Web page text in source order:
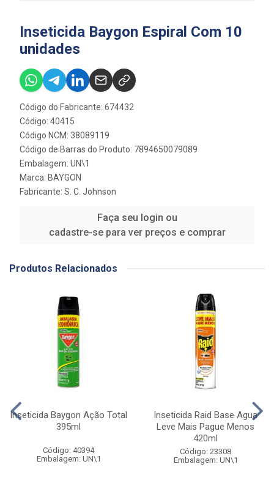
Inseticida Baygon Espiral Com 10
unidades
Código do Fabricante: 674432
Código: 40415
Código NCM: 38089119
Código de Barras do Produto: 7894650079089
Embalagem: UN\1
Marca: BAYGON
Fabricante: S. C. Johnson
Faça seu login ou
cadastre-se para ver preços e comprar
Produtos Relacionados
Inseticida Baygon Ação Total
395ml
Código: 40394
Embalagem: UN\1
Inseticida Raid Base Agua
Leve Mais Pague Menos
420ml
Código: 23308
Embalagem: UN\1